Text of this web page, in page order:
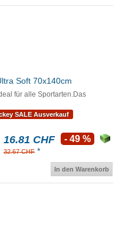
Soft 70x140cm
für alle Sportarten.Das
SALE Ausverkauf
16.81 CHF
32.67 CHF *
- 49 %
In den Warenkorb